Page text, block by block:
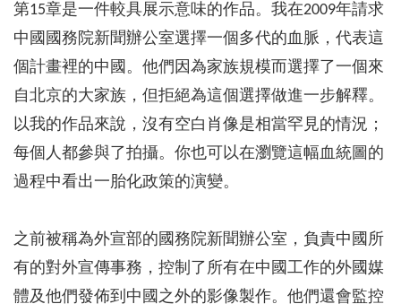
第15章是一件較具展示意味的作品。我在2009年請求
中國國務院新聞辦公室選擇一個多代的血脈，代表這
個計畫裡的中國。他們因為家族規模而選擇了一個來
自北京的大家族，但拒絕為這個選擇做進一步解釋。
以我的作品來說，沒有空白肖像是相當罕見的情況；
每個人都參與了拍攝。你也可以在瀏覽這幅血統圖的
過程中看出一胎化政策的演變。
之前被稱為外宣部的國務院新聞辦公室，負責中國所
有的對外宣傳事務，控制了所有在中國工作的外國媒
體及他們發佈到中國之外的影像製作。他們還會監控